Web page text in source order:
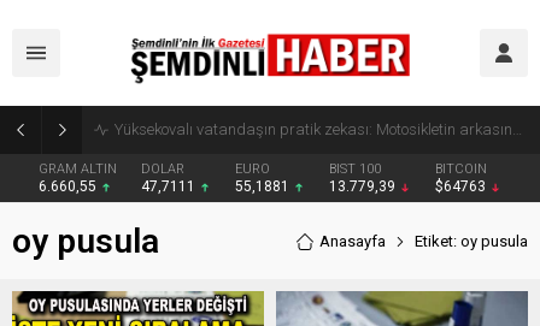
Yüksekovalı vatandaşın pratik zekası: Motosikletin arkasına el arabası bağlayarak üzerinde ot taşıdı
GRAM ALTIN
6.660,55
DOLAR
47,7111
EURO
55,1881
BIST 100
13.779,39
BITCOIN
$64763
oy pusula Anasayfa Etiket: oy pusula